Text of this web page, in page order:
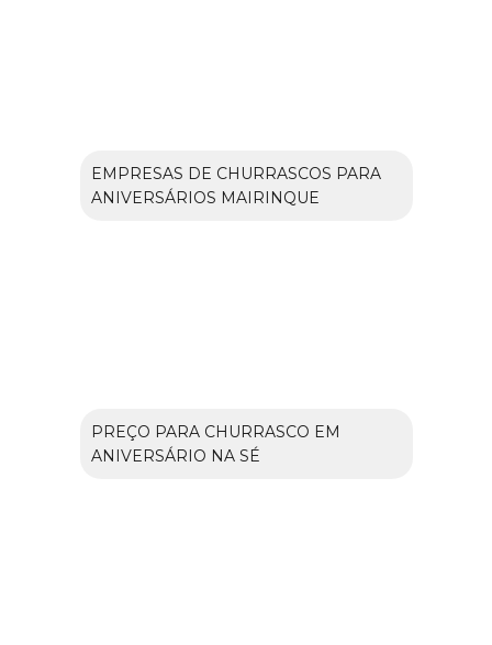
EMPRESAS DE CHURRASCOS PARA
ANIVERSÁRIOS MAIRINQUE
PREÇO PARA CHURRASCO EM
ANIVERSÁRIO NA SÉ